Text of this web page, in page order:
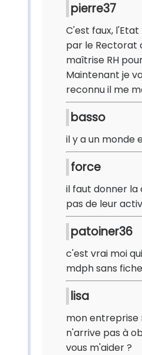
pierre37
C'est faux,
par le Rectorat
maîtrise RH
Maintenant je
reconnu il me
basso
il y a un monde
force
il faut donner la
pas de leur
patoiner36
c'est vrai moi
mdph sans
lisa
mon entreprise
n'arrive pas à
vous m'aider ?